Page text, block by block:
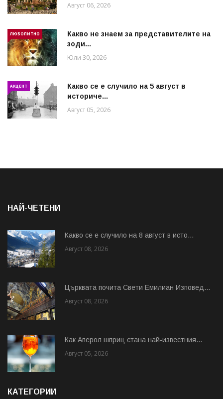
Август 06, 2026
ЛЮБОПИТНО
Какво не знаем за представителите на
зоди...
Юли 30, 2026
АКЦЕНТ
Какво се е случило на 5 август в
историче...
Август 05, 2026
НАЙ-ЧЕТЕНИ
Какво се е случило на 8 август в исто...
Август 08, 2026
Църквата почита Свeти Емилиан Изповед...
Август 08, 2026
Как Аперол шприц стана най-известния...
Август 05, 2026
КАТЕГОРИИ